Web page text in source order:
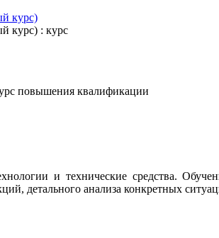
курс)
курс) : курс
повышения квалификации
и технические средства.
детального анализа конкретных